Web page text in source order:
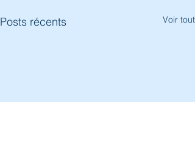
Posts récents Voir tout